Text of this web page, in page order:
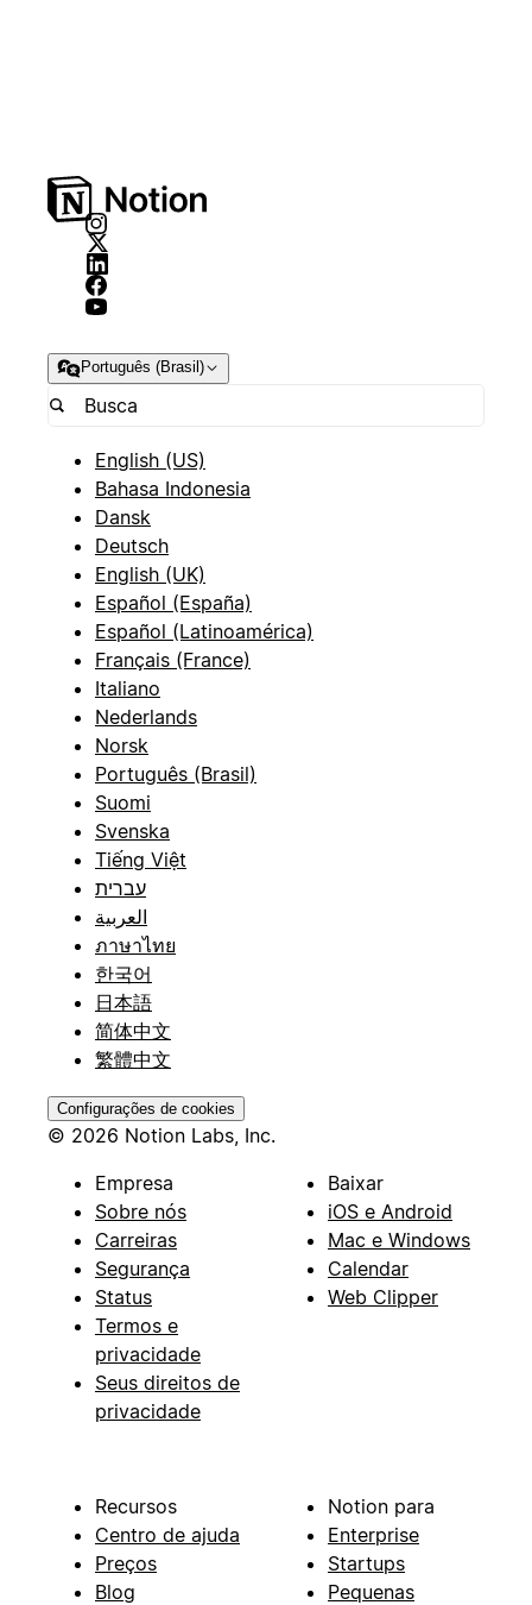
Português (Brasil)
English (US)
Bahasa Indonesia
Dansk
Deutsch
English (UK)
Español (España)
Español (Latinoamérica)
Français (France)
Italiano
Nederlands
Norsk
Português (Brasil)
Suomi
Svenska
Tiếng Việt
עברית
العربية
ภาษาไทย
한국어
日本語
简体中文
繁體中文
Configurações de cookies
© 2026 Notion Labs, Inc.
Empresa
Sobre nós
Carreiras
Segurança
Status
Termos e
privacidade
Seus direitos de
privacidade
Baixar
iOS e Android
Mac e Windows
Calendar
Web Clipper
Recursos
Centro de ajuda
Preços
Blog
Notion para
Enterprise
Startups
Pequenas